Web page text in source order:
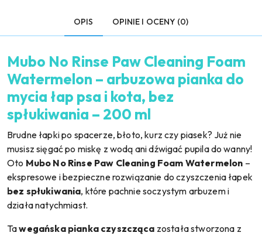
OPIS OPINIE I OCENY (0)
Mubo No Rinse Paw Cleaning Foam
Watermelon – arbuzowa pianka do
mycia łap psa i kota, bez
spłukiwania – 200 ml
Brudne łapki po spacerze, błoto, kurz czy piasek? Już nie
musisz sięgać po miskę z wodą ani dźwigać pupila do wanny!
Oto Mubo No Rinse Paw Cleaning Foam Watermelon –
ekspresowe i bezpieczne rozwiązanie do czyszczenia łapek
bez spłukiwania, które pachnie soczystym arbuzem i
działa natychmiast.
Tawegańska pianka czyszcząca została stworzona z